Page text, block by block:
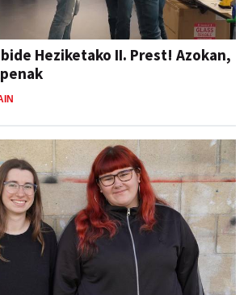
Heziketako II. Prest! Azokan,